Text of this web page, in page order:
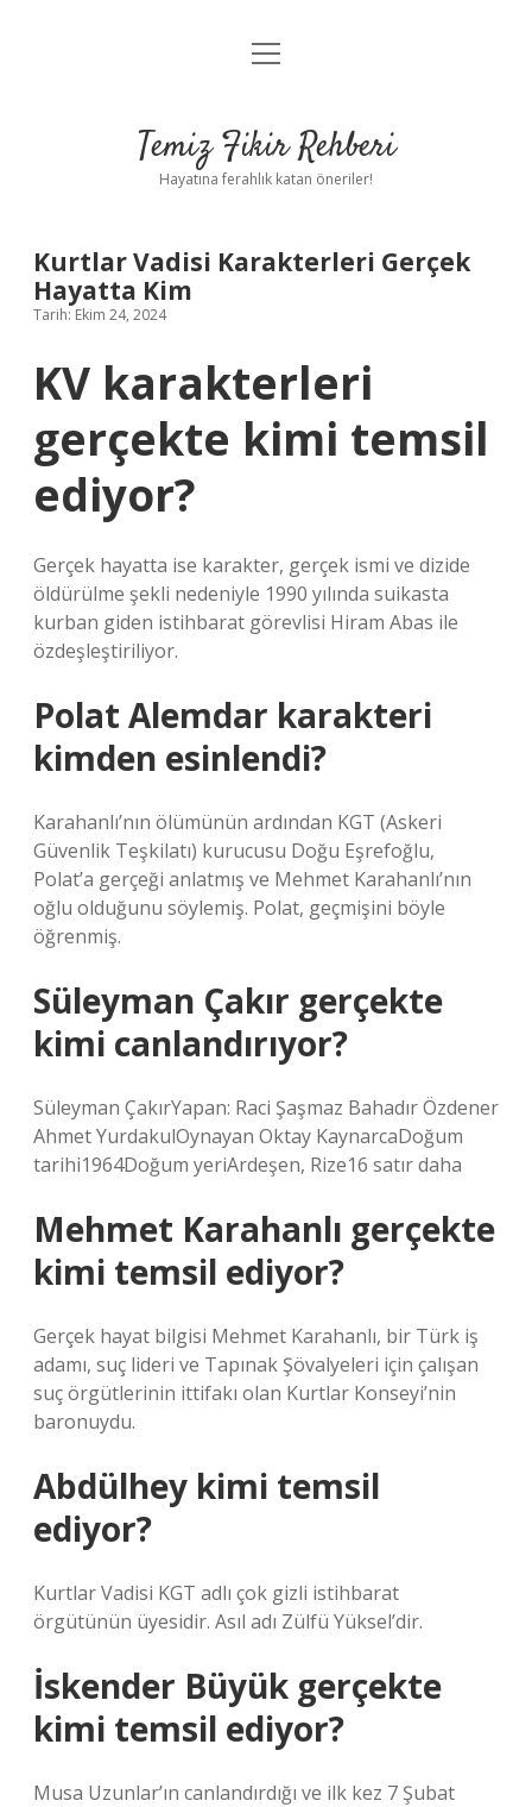
Anasayfa
Yasal Uyarı
menüyü
Temiz Fikir Rehberi
Hayatına ferahlık katan öneriler!
Kurtlar Vadisi Karakterleri Gerçek
Hayatta Kim
Tarih: Ekim 24, 2024
KV karakterleri
gerçekte kimi temsil
ediyor?
Gerçek hayatta ise karakter, gerçek ismi ve dizide
öldürülme şekli nedeniyle 1990 yılında suikasta
kurban giden istihbarat görevlisi Hiram Abas ile
özdeşleştiriliyor.
Polat Alemdar karakteri
kimden esinlendi?
Karahanlı’nın ölümünün ardından KGT (Askeri
Güvenlik Teşkilatı) kurucusu Doğu Eşrefoğlu,
Polat’a gerçeği anlatmış ve Mehmet Karahanlı’nın
oğlu olduğunu söylemiş. Polat, geçmişini böyle
öğrenmiş.
Süleyman Çakır gerçekte
kimi canlandırıyor?
Süleyman ÇakırYapan: Raci Şaşmaz Bahadır Özdener
Ahmet YurdakulOynayan Oktay KaynarcaDoğum
tarihi1964Doğum yeriArdeşen, Rize16 satır daha
Mehmet Karahanlı gerçekte
kimi temsil ediyor?
Gerçek hayat bilgisi Mehmet Karahanlı, bir Türk iş
adamı, suç lideri ve Tapınak Şövalyeleri için çalışan
suç örgütlerinin ittifakı olan Kurtlar Konseyi’nin
baronuydu.
Abdülhey kimi temsil
ediyor?
Kurtlar Vadisi KGT adlı çok gizli istihbarat
örgütünün üyesidir. Asıl adı Zülfü Yüksel’dir.
İskender Büyük gerçekte
kimi temsil ediyor?
Musa Uzunlar’ın canlandırdığı ve ilk kez 7 Şubat